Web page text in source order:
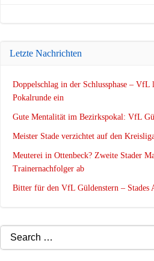
Letzte Nachrichten
Doppelschlag in der Schlussphase –
Pokalrunde ein
Gute Mentalität im Bezirkspokal: VfL
Meister Stade verzichtet auf den
Meuterei in Ottenbeck? Zweite Stader
Trainernachfolger ab
Bitter für den VfL Güldenstern – Stades
Search
for: